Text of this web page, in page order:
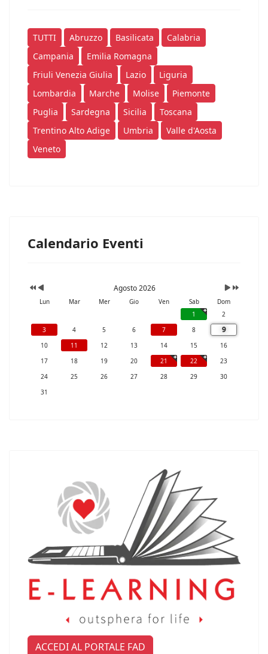
TUTTI Abruzzo Basilicata
Calabria
Campania
Emilia Romagna
Friuli Venezia Giulia
Lazio
Liguria
Lombardia
Marche Molise
Piemonte
Puglia
Sardegna Sicilia
Toscana
Trentino Alto Adige
Umbria
Valle d'Aosta
Veneto
Calendario Eventi
Agosto 2026
Lun Mar Mer Gio Ven Sab
Dom
1
2
3
4 5 6 7 8 9
10 11 12 13 14 15
16
17
18 19 20 21 22
23
24
25 26 27 28 29
30
31
ACCEDI AL PORTALE FAD